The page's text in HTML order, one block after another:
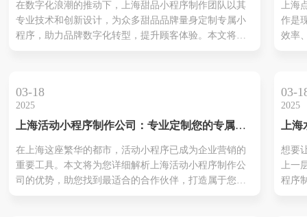
在数字化浪潮的推动下，上海甜品小程序制作团队以其
专业技术和创新设计，为众多甜品品牌量身定制专属小
程序，助力品牌数字化转型，提升顾客体验。本文将带
新风
上海
作是
效率
接，
帝国
03-18
2025
上海活动小程序制作公司：专业定制您的专属营
在上海这座繁华的都市，活动小程序已成为企业营销的
重要工具。本文将为您详细解析上海活动小程序制作公
司的优势，助您找到最适合的合作伙伴，打造属于您的
03-
2025
上海
数字
想要
上一
程序